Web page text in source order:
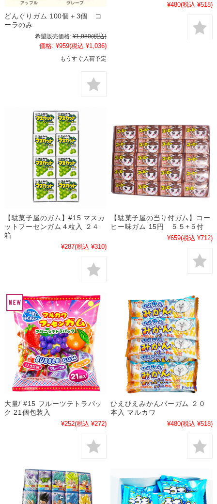
どんぐりガム 100個＋3個 コ
ーラのみ
希望販売価格: ¥1,080(税込)
価格: ¥959(税込 ¥1,036)
もうすぐ入荷予定
¥480(税込 ¥518)
【駄菓子屋のガム】#15 マスカ
ットフーセンガム４粒入 ２４
箱
¥287(税込 ¥310)
【駄菓子屋の当り付ガム】コー
ヒー味ガム 15円 ５５+５付
¥659(税込 ¥712)
大量/ #15 フルーツテトラパッ
ク 21個包装入
¥252(税込 ¥272)
ひえひえみかんバーガム ２０
本入 マルカワ
¥480(税込 ¥518)